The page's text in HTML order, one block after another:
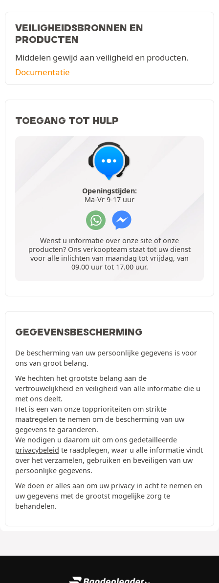
VEILIGHEIDSBRONNEN EN
PRODUCTEN
Middelen gewijd aan veiligheid en producten.
Documentatie
TOEGANG TOT HULP
Openingstijden:
Ma-Vr 9-17 uur
Wenst u informatie over onze site of onze
producten? Ons verkoopteam staat tot uw dienst
voor alle inlichten van maandag tot vrijdag, van
09.00 uur tot 17.00 uur.
GEGEVENSBESCHERMING
De bescherming van uw persoonlijke gegevens is voor
ons van groot belang.
We hechten het grootste belang aan de
vertrouwelijkheid en veiligheid van alle informatie die u
met ons deelt.
Het is een van onze topprioriteiten om strikte
maatregelen te nemen om de bescherming van uw
gegevens te garanderen.
We nodigen u daarom uit om ons gedetailleerde
privacybeleid te raadplegen, waar u alle informatie vindt
over het verzamelen, gebruiken en beveiligen van uw
persoonlijke gegevens.
We doen er alles aan om uw privacy in acht te nemen en
uw gegevens met de grootst mogelijke zorg te
behandelen.